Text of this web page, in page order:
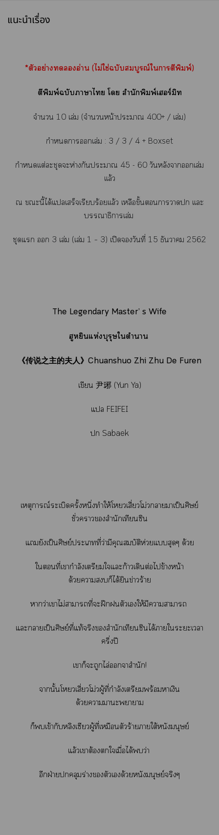
แนะนำเรื่อง
*ตัวอย่างอ่าน (ไม่ใช่ฉบับสมบูรณ์ใาตีพิมพ์)
ตีพิมพ์ฉบับาาไ โ สำนักพิมพ์เร์มิท
จำนวน 10 เล่ม (จำนวนหน้าะา 400+ / เล่ม)
กำหนดาเล่ม : 3 / 3 / 4 + Boxset
กำหนดเเต่ะชุดะห่างกันะา 45 - 60 วันหลังาเล่ม
เเล้ว
ณ ะนี้ได้แเสร็จเรียบร้อยเเล้ว เหลือขั้นาา เเะ
บรรณาธิการเล่ม
ชุดแ  3 เล่ม (เล่ม 1 – 3) เปิดวันที่ 15 ธันวา 2562
The Legendary Master’ s Wife
ฮูหยินแห่งบุรุษใตำา
《传说之主的夫人》 Chuanshuo Zhi Zhu De Furen
เขียน 尹琊(Yun Ya)
แ FEIFEI
 Sabaek
เหตุการณ์ระเบิดครั้งหนึ่งทำให้โวเสี่ยวโม่าาเป็นศิษย์
ชั่วาสำนักเทียนซิน
แยังเป็นศิษย์ะเที่ว่ามีคุณสมบัติห่วยแสุดๆ ด้วย
ใที่เากำลังเตรียมใแะก้าวเดินต่อไข้างหน้า
ด้วยาก็ได้ยินข่าวร้าย
าว่าเาไม่าาที่ะฝึกตัวเให้มีาาา
แะาเป็นศิษย์ที่แท้จริงสำนักเทียนซินได้าใะะเา
ครึ่งปี
เาก็ะถูกไล่าสำนัก!
านั้นโวเสี่ยวโม่วผู้ที่กำลังเตรียมพร้อมาเงิน
ด้วยาาะาา
ก็เข้ากับหลิงเซียวผู้ที่เหมือนตัวร้ายาใต้หนังมนุษย์
แล้วเาต้องใเมื่อได้ว่า
อีกฝ่ายคลุมร่างตัวเด้วยหนังมนุษย์จริงๆ